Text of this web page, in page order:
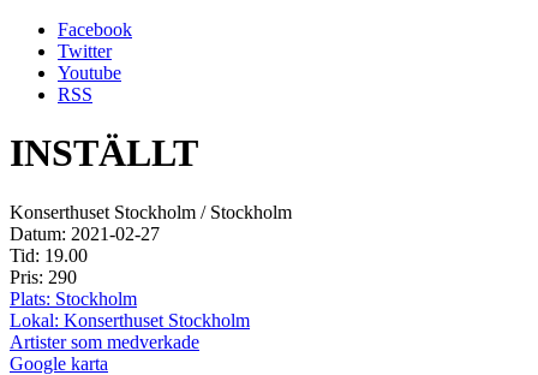
Facebook
Twitter
Youtube
RSS
INSTÄLLT
Konserthuset Stockholm / Stockholm
Datum: 2021-02-27
Tid: 19.00
Pris: 290
Plats: Stockholm
Lokal: Konserthuset Stockholm
Artister som medverkade
Google karta